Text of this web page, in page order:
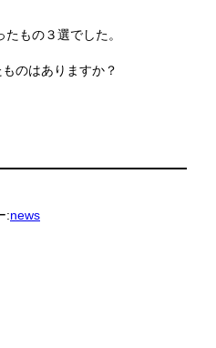
もの３選でした。
のはありますか？
:news